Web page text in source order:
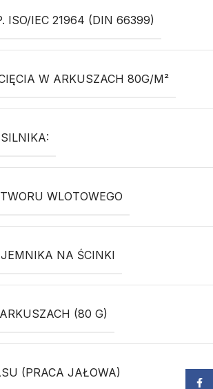
ISO/IEC 21964 (DIN 66399)
W ARKUSZACH 80G/M²
WLOTOWEGO
NA ŚCINKI
(80 G)
(PRACA JAŁOWA)